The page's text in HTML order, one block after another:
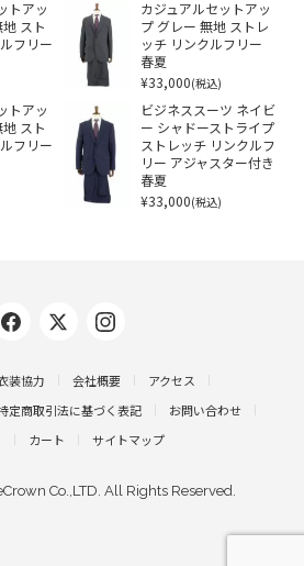
トアッ
スト
フリー
カジュアルセットアッ
プ グレー 無地 ストレ
ッチ リンクルフリー
春夏
¥33,000(税込)
トアッ
スト
フリー
ビジネススーツ ネイビ
ー シャドーストライプ
ストレッチ リンクルフ
リー アジャスター付き
春夏
¥33,000(税込)
装協力 会社概要 アクセス
定商取引法に基づく表記 お問い合わせ
カート サイトマップ
Co.,LTD. All Rights Reserved.